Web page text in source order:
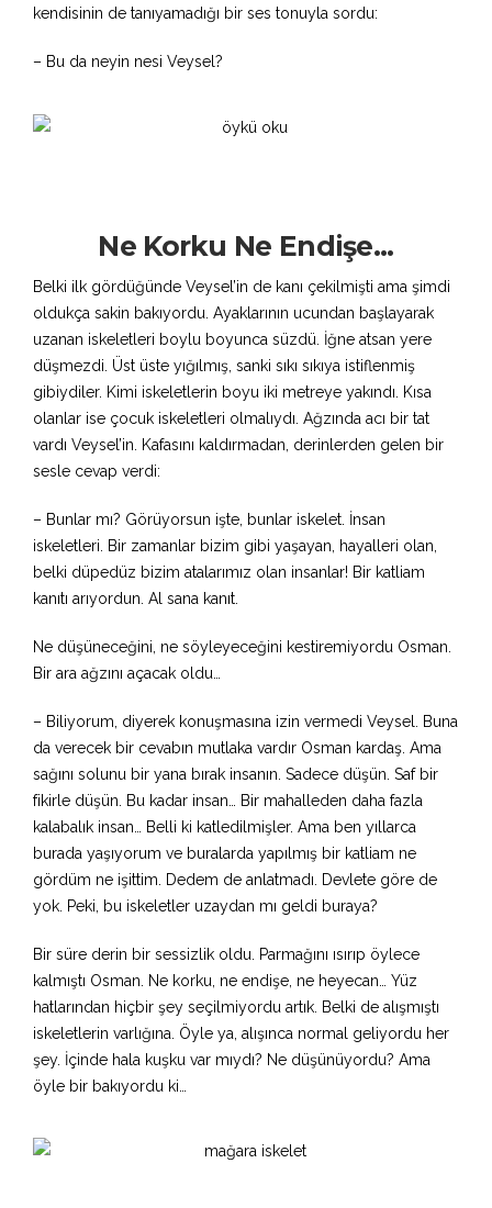
kendisinin de tanıyamadığı bir ses tonuyla sordu:
– Bu da neyin nesi Veysel?
Ne Korku Ne Endişe...
Belki ilk gördüğünde Veysel’in de kanı çekilmişti ama şimdi
oldukça sakin bakıyordu. Ayaklarının ucundan başlayarak
uzanan iskeletleri boylu boyunca süzdü. İğne atsan yere
düşmezdi. Üst üste yığılmış, sanki sıkı sıkıya istiflenmiş
gibiydiler. Kimi iskeletlerin boyu iki metreye yakındı. Kısa
olanlar ise çocuk iskeletleri olmalıydı. Ağzında acı bir tat
vardı Veysel’in. Kafasını kaldırmadan, derinlerden gelen bir
sesle cevap verdi:
– Bunlar mı? Görüyorsun işte, bunlar iskelet. İnsan
iskeletleri. Bir zamanlar bizim gibi yaşayan, hayalleri olan,
belki düpedüz bizim atalarımız olan insanlar! Bir katliam
kanıtı arıyordun. Al sana kanıt.
Ne düşüneceğini, ne söyleyeceğini kestiremiyordu Osman.
Bir ara ağzını açacak oldu…
– Biliyorum, diyerek konuşmasına izin vermedi Veysel. Buna
da verecek bir cevabın mutlaka vardır Osman kardaş. Ama
sağını solunu bir yana bırak insanın. Sadece düşün. Saf bir
fikirle düşün. Bu kadar insan… Bir mahalleden daha fazla
kalabalık insan… Belli ki katledilmişler. Ama ben yıllarca
burada yaşıyorum ve buralarda yapılmış bir katliam ne
gördüm ne işittim. Dedem de anlatmadı. Devlete göre de
yok. Peki, bu iskeletler uzaydan mı geldi buraya?
Bir süre derin bir sessizlik oldu. Parmağını ısırıp öylece
kalmıştı Osman. Ne korku, ne endişe, ne heyecan… Yüz
hatlarından hiçbir şey seçilmiyordu artık. Belki de alışmıştı
iskeletlerin varlığına. Öyle ya, alışınca normal geliyordu her
şey. İçinde hala kuşku var mıydı? Ne düşünüyordu? Ama
öyle bir bakıyordu ki…